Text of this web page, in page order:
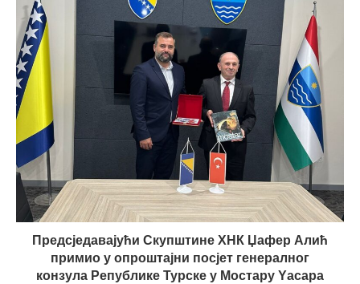
Предсједавајући Скупштине ХНК Џафер Алић
примио у опроштајни посјет генералног
конзула Републике Турске у Мостару Yасара